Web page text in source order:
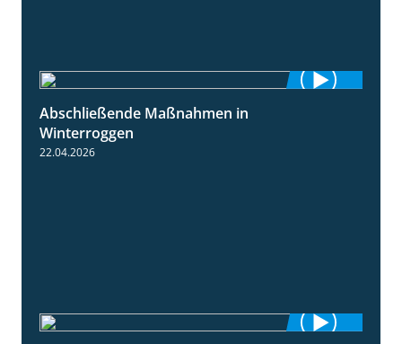
Abschließende Maßnahmen in
Winterroggen
22.04.2026